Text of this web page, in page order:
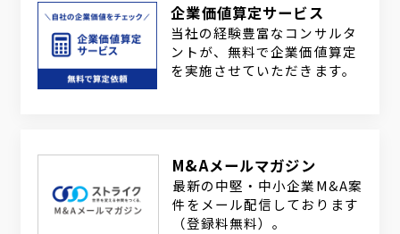
企業価値算定サービス
当社の経験豊富なコンサルタ
ントが、無料で企業価値算定
を実施させていただきます。
M&Aメールマガジン
最新の中堅・中小企業M&A案
件をメール配信しております
（登録料無料）。